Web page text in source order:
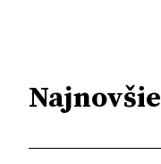
Najnovšie